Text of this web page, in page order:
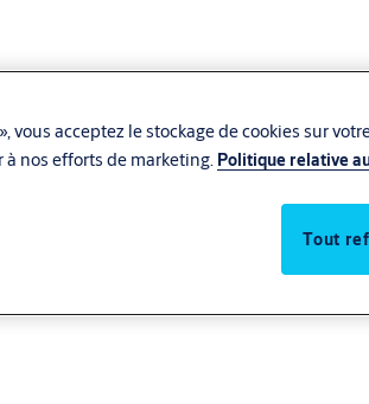
vous acceptez le stockage de cookies sur
nos efforts de marketing. Politique relative
Tout